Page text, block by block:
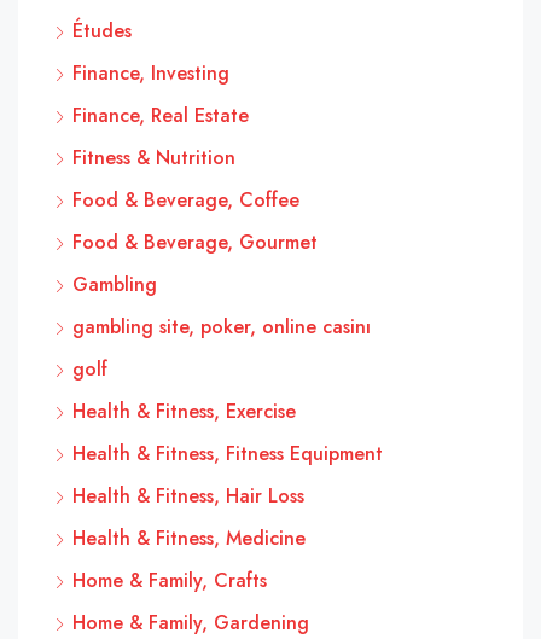
Études
Finance, Investing
Finance, Real Estate
Fitness & Nutrition
Food & Beverage, Coffee
Food & Beverage, Gourmet
Gambling
gambling site, poker, online casinı
golf
Health & Fitness, Exercise
Health & Fitness, Fitness Equipment
Health & Fitness, Hair Loss
Health & Fitness, Medicine
Home & Family, Crafts
Home & Family, Gardening